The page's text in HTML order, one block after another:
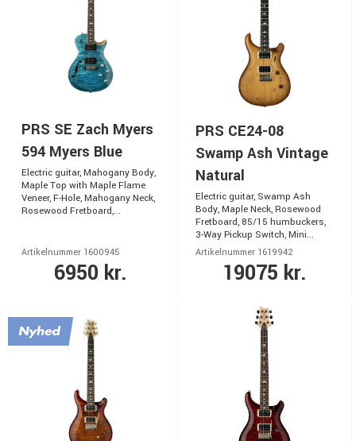
PRS SE Zach Myers
594 Myers Blue
Electric guitar, Mahogany Body,
Maple Top with Maple Flame
Veneer, F-Hole, Mahogany Neck,
Rosewood Fretboard,...
Artikelnummer 1600945
6950 kr.
PRS CE24-08
Swamp Ash Vintage
Natural
Electric guitar, Swamp Ash
Body, Maple Neck, Rosewood
Fretboard, 85/15 humbuckers,
3-Way Pickup Switch, Mini...
Artikelnummer 1619942
19075 kr.